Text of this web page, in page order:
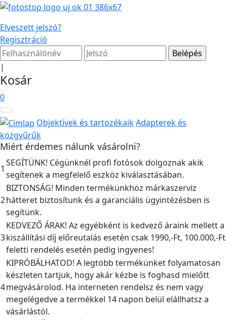
Elveszett jelszó?
Regisztráció
|
Kosár
0
Objektívek és tartozékaikAdapterek és
közgyűrűk
Miért érdemes nálunk vásárolni?
1
SEGÍTÜNK! Cégünknél profi fotósok dolgoznak akik
segítenek a megfelelő eszköz kiválasztásában.
2
BIZTONSÁG! Minden termékünkhöz márkaszerviz
hátteret biztosítunk és a garanciális ügyintézésben is
segítünk.
3
KEDVEZŐ ÁRAK! Az egyébként is kedvező áraink mellett a
kiszállítási díj előreutalás esetén csak 1990,-Ft, 100.000,-Ft
feletti rendelés esetén pedig ingyenes!
4
KIPRÓBÁLHATOD! A legtöbb termékünket folyamatosan
készleten tartjuk, hogy akár kézbe is foghasd mielőtt
megvásárolod. Ha interneten rendelsz és nem vagy
megelégedve a termékkel 14 napon belül elállhatsz a
vásárlástól.